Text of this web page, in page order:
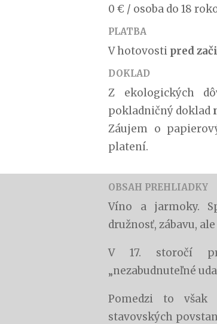
0 € / osoba do 18
PLATBA
V hotovosti pred
DOKLAD
Z ekologických
pokladničný doklad
Záujem o
platení.
OBSAH PREHLIADKY
Víno a jarmoky.
družnosť, zábavu,
V 17. storočí
„nezabudnuteľné
Pomedzi to
stavovských